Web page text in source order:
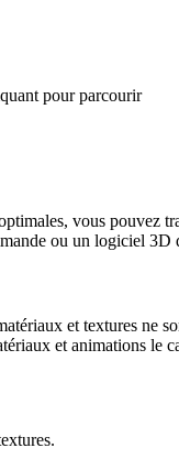
pour parcourir
vous pouvez
ou un logiciel 3D
et textures
et animations le